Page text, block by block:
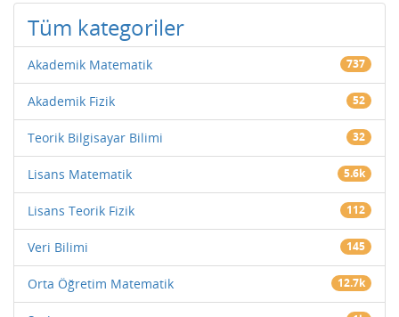
Tüm kategoriler
Akademik Matematik 737
Akademik Fizik 52
Teorik Bilgisayar Bilimi 32
Lisans Matematik 5.6k
Lisans Teorik Fizik 112
Veri Bilimi 145
Orta Öğretim Matematik 12.7k